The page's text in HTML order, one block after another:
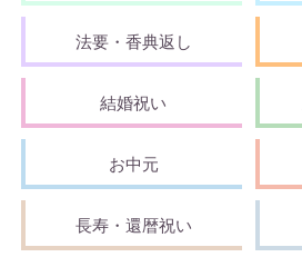
法要・香典返し
結婚祝い
お中元
長寿・還暦祝い